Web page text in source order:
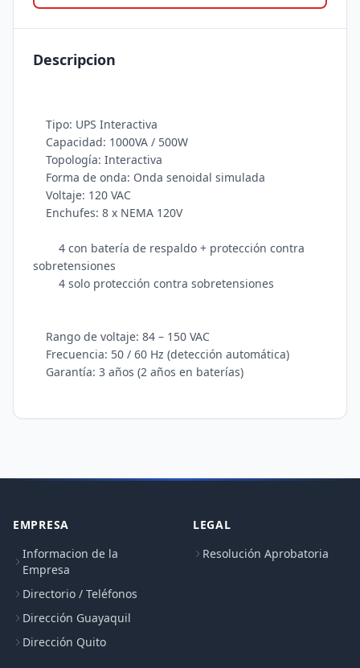
Descripcion
sobretensiones
EMPRESA
Informacion de la
Empresa
Directorio / Teléfonos
Dirección Guayaquil
Dirección Quito
LEGAL
Resolución Aprobatoria